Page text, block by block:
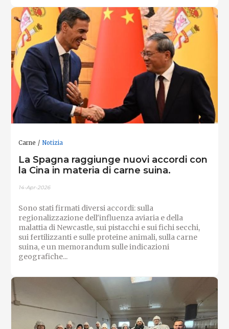
Carne Notizia
La Spagna raggiunge nuovi accordi con
la Cina in materia di carne suina.
14-Apr-2026
Sono stati firmati diversi accordi: sulla
regionalizzazione dell'influenza aviaria e della
malattia di Newcastle, sui pistacchi e sui fichi secchi,
sui fertilizzanti e sulle proteine ​​animali, sulla carne
suina, e un memorandum sulle indicazioni
geografiche...